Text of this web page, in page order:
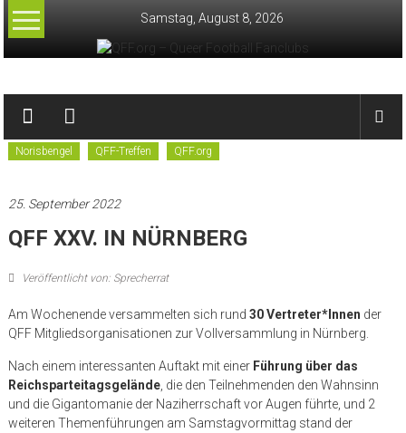
Zum
Inhalt
Samstag, August 8, 2026
QFF.org
–
Queer
Football
Fanclubs
Norisbengel QFF-Treffen QFF.org
25. September 2022
QFF XXV. IN NÜRNBERG
Veröffentlicht von: Sprecherrat
Am Wochenende versammelten sich rund 30 Vertreter*Innen der
QFF Mitgliedsorganisationen zur Vollversammlung in Nürnberg.
Nach einem interessanten Auftakt mit einer Führung über das
Reichsparteitagsgelände, die den Teilnehmenden den Wahnsinn
und die Gigantomanie der Naziherrschaft vor Augen führte, und 2
weiteren Themenführungen am Samstagvormittag stand der